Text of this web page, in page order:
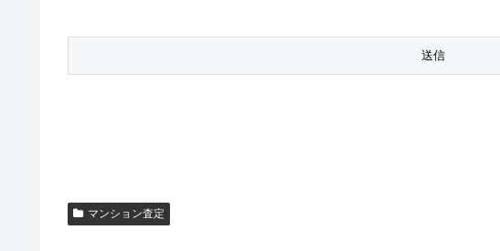
マンション査定